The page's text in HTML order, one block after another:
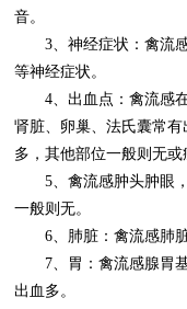
音。
3、神经症状：禽流感
等神经症状。
4、出血点：禽流感在
肾脏、卵巢、法氏囊常
多，其他部位一般则无或
5、禽流感肿头肿眼，
一般则无。
6、肺脏：禽流感肺脏
7、胃：禽流感腺胃基
出血多。